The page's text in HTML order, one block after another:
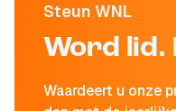
Steun WNL
Word lid.
Waardeert u onze